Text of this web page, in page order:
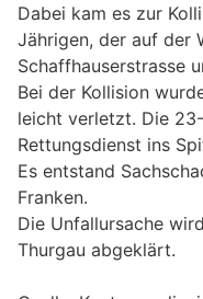
Dabei kam es zur
Jährigen, der auf der
Schaffhauserstrasse
Bei der Kollision
leicht verletzt. Die
Rettungsdienst ins
Es entstand
Franken.
Die Unfallursache
Thurgau abgeklärt.